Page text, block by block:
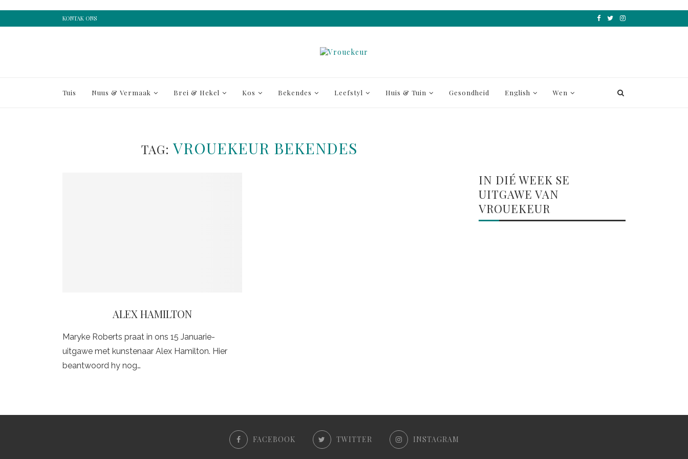
KONTAK ONS
Tuis Nuus & Vermaak Brei & Hekel Kos Bekendes Leefstyl Huis & Tuin Gesondheid English Wen
TAG:VROUEKEUR BEKENDES
ALEX HAMILTON
Maryke Roberts praat in ons 15 Januarie-
uitgawe met kunstenaar Alex Hamilton. Hier
beantwoord hy nog…
IN DIÉ WEEK SE
UITGAWE VAN
VROUEKEUR
FACEBOOK TWITTER INSTAGRAM